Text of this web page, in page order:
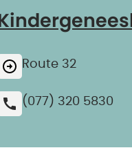
Route 32
(077) 320 5830